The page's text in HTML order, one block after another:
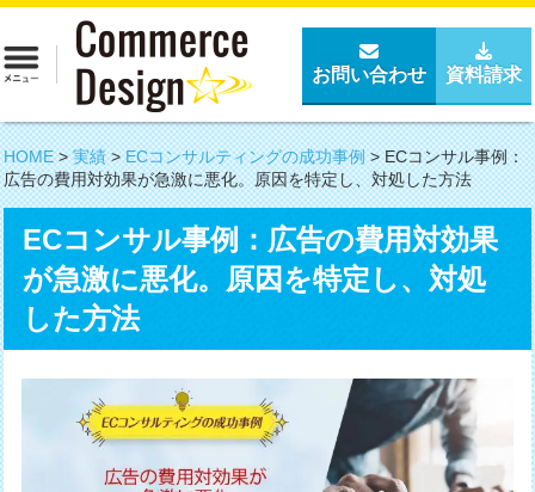
お問い合わせ 資料請求
HOME>実績>ECコンサルティングの成功事例>ECコンサル事例：
広告の費用対効果が急激に悪化。原因を特定し、対処した方法
ECコンサル事例：広告の費用対効果
が急激に悪化。原因を特定し、対処
した方法